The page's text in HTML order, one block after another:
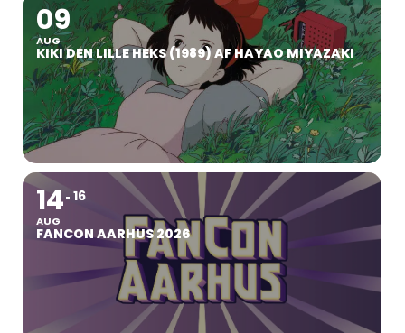
09
AUG
KIKI DEN LILLE HEKS (1989) AF HAYAO MIYAZAKI
14
AUG
16
FANCON AARHUS 2026